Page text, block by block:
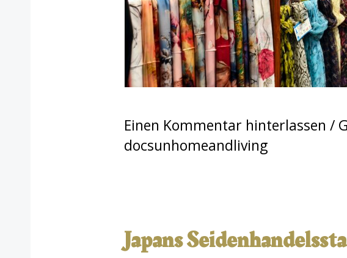
Einen Kommentar hinterlassen /
docsunhomeandliving
Japans